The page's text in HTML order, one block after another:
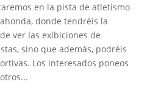
en la pista de atletismo
donde tendréis la
ver las exibiciones de
sino que además, podréis
Los interesados poneos